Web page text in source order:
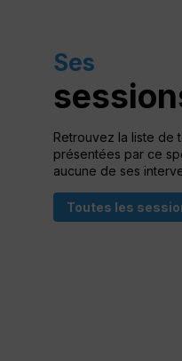
Ses
Retrouvez la liste de
présentées par ce
aucune de ses
Toutes les